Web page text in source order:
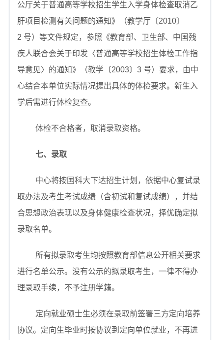
公厅关于普通高等学校招生学生入学身体检查取消乙
肝项目检测有关问题的通知》（教学厅〔2010〕
2 号）等文件规定，参照《教育部、卫生部、中国残
疾人联合会关于印发〈普通高等学校招生体检工作指
导意见〉的通知》（教学〔2003〕 3 号）要求，由中
心结合本单位实际情况提出具体的体检要求。新生入
学后需进行体检复查。
体检不合格者，取消录取资格。
七、录取
中心将按国科大下达招生计划，依据中心复试录
取办法及考生考试成绩（含初试和复试成绩），并结
合思想政治表现以及身体健康检查状况，择优确定拟
录取名单。
所有拟录取考生均按照教育部信息公开相关要求
进行名单公示。没有公示的拟录取考生，一律不得办
理录取手续，不予注册学籍。
定向就业硕士生必须在录取前签署三方定向培养
协议。定向生毕业时按协议到定向单位就业，不再进